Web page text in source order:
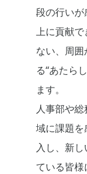
段の行いが
上に貢献
ない、周
る“あたら
ます。
人事部や
域に課題
入し、新
ている皆